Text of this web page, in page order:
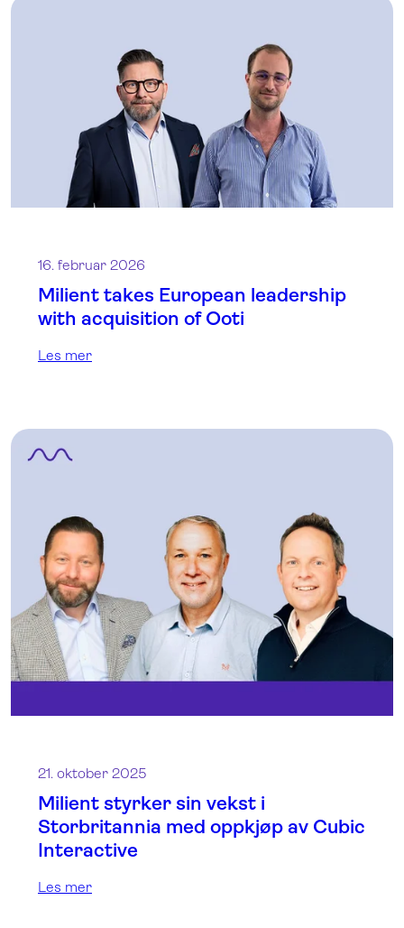
16. februar 2026
Milient takes European leadership
with acquisition of Ooti
Les mer
21. oktober 2025
Milient styrker sin vekst i
Storbritannia med oppkjøp av Cubic
Interactive
Les mer